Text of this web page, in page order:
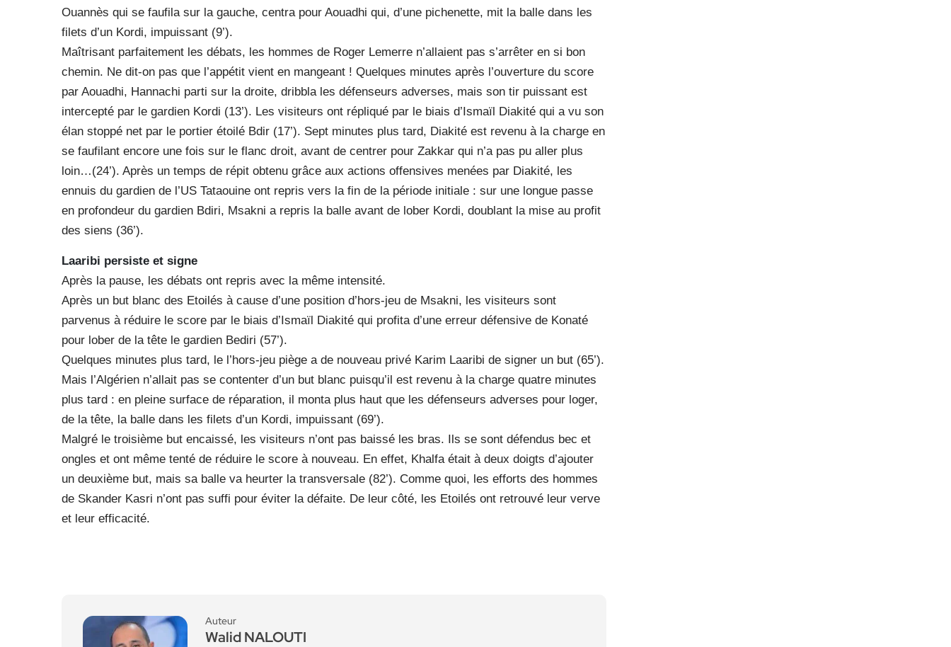
Ouannès qui se faufila sur la gauche, centra pour Aouadhi qui, d’une pichenette, mit la balle dans les
filets d’un Kordi, impuissant (9’).
Maîtrisant parfaitement les débats, les hommes de Roger Lemerre n’allaient pas s’arrêter en si bon
chemin. Ne dit-on pas que l’appétit vient en mangeant ! Quelques minutes après l’ouverture du score
par Aouadhi, Hannachi parti sur la droite, dribbla les défenseurs adverses, mais son tir puissant est
intercepté par le gardien Kordi (13’). Les visiteurs ont répliqué par le biais d’Ismaïl Diakité qui a vu son
élan stoppé net par le portier étoilé Bdir (17’). Sept minutes plus tard, Diakité est revenu à la charge en
se faufilant encore une fois sur le flanc droit, avant de centrer pour Zakkar qui n’a pas pu aller plus
loin…(24’). Après un temps de répit obtenu grâce aux actions offensives menées par Diakité, les
ennuis du gardien de l’US Tataouine ont repris vers la fin de la période initiale : sur une longue passe
en profondeur du gardien Bdiri, Msakni a repris la balle avant de lober Kordi, doublant la mise au profit
des siens (36’).
Laaribi persiste et signe
Après la pause, les débats ont repris avec la même intensité.
Après un but blanc des Etoilés à cause d’une position d’hors-jeu de Msakni, les visiteurs sont
parvenus à réduire le score par le biais d’Ismaïl Diakité qui profita d’une erreur défensive de Konaté
pour lober de la tête le gardien Bediri (57’).
Quelques minutes plus tard, le l’hors-jeu piège a de nouveau privé Karim Laaribi de signer un but (65’).
Mais l’Algérien n’allait pas se contenter d’un but blanc puisqu’il est revenu à la charge quatre minutes
plus tard : en pleine surface de réparation, il monta plus haut que les défenseurs adverses pour loger,
de la tête, la balle dans les filets d’un Kordi, impuissant (69’).
Malgré le troisième but encaissé, les visiteurs n’ont pas baissé les bras. Ils se sont défendus bec et
ongles et ont même tenté de réduire le score à nouveau. En effet, Khalfa était à deux doigts d’ajouter
un deuxième but, mais sa balle va heurter la transversale (82’). Comme quoi, les efforts des hommes
de Skander Kasri n’ont pas suffi pour éviter la défaite. De leur côté, les Etoilés ont retrouvé leur verve
et leur efficacité.
Auteur
Walid NALOUTI